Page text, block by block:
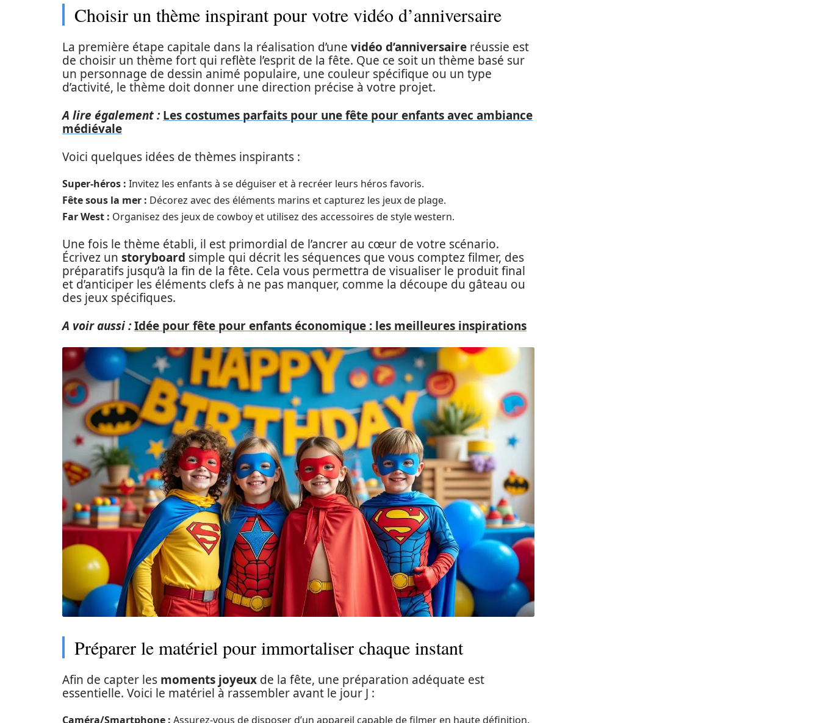
Choisir un thème inspirant pour votre vidéo d’anniversaire
La première étape capitale dans la réalisation d’une vidéo d’anniversaire réussie est
de choisir un thème fort qui reflète l’esprit de la fête. Que ce soit un thème basé sur
un personnage de dessin animé populaire, une couleur spécifique ou un type
d’activité, le thème doit donner une direction précise à votre projet.
A lire également : Les costumes parfaits pour une fête pour enfants avec ambiance
médiévale
Voici quelques idées de thèmes inspirants :
Super-héros : Invitez les enfants à se déguiser et à recréer leurs héros favoris.
Fête sous la mer : Décorez avec des éléments marins et capturez les jeux de plage.
Far West : Organisez des jeux de cowboy et utilisez des accessoires de style western.
Une fois le thème établi, il est primordial de l’ancrer au cœur de votre scénario.
Écrivez un storyboard simple qui décrit les séquences que vous comptez filmer, des
préparatifs jusqu’à la fin de la fête. Cela vous permettra de visualiser le produit final
et d’anticiper les éléments clefs à ne pas manquer, comme la découpe du gâteau ou
des jeux spécifiques.
A voir aussi :Idée pour fête pour enfants économique : les meilleures inspirations
Préparer le matériel pour immortaliser chaque instant
Afin de capter les moments joyeux de la fête, une préparation adéquate est
essentielle. Voici le matériel à rassembler avant le jour J :
Caméra/Smartphone : Assurez-vous de disposer d’un appareil capable de filmer en haute définition.